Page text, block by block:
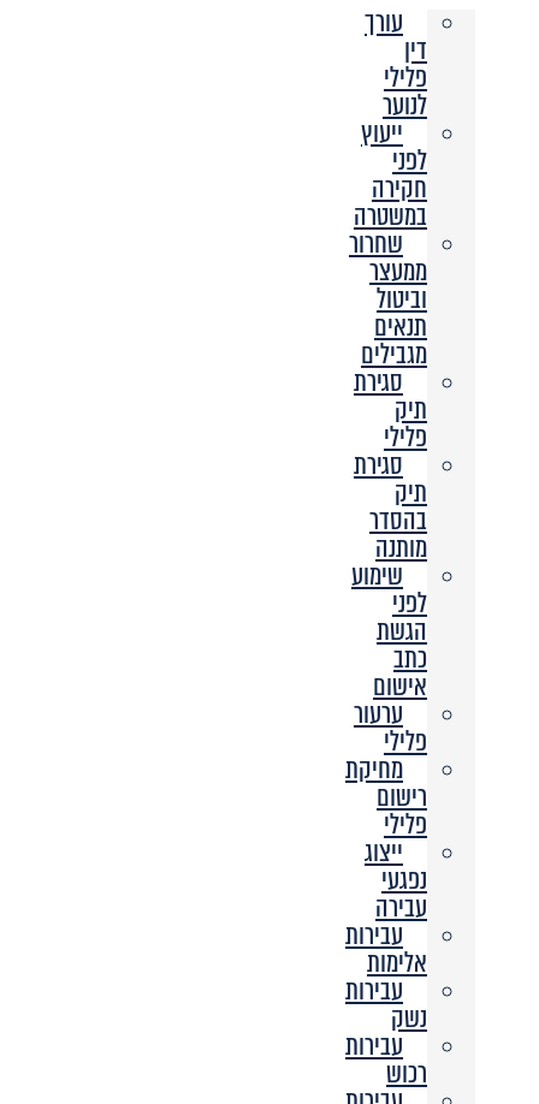
עורך
דין
פלילי
לנוער
ייעוץ
לפני
חקירה
במשטרה
שחרור
ממעצר
וביטול
תנאים
מגבילים
סגירת
תיק
פלילי
סגירת
תיק
בהסדר
מותנה
שימוע
לפני
הגשת
כתב
אישום
ערעור
פלילי
מחיקת
רישום
פלילי
ייצוג
נפגעי
עבירה
עבירות
אלימות
עבירות
נשק
עבירות
רכוש